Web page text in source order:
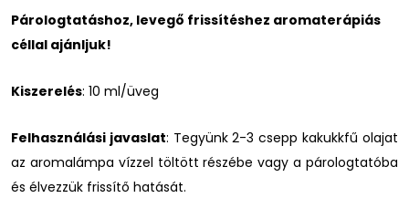
Párologtatáshoz, levegő frissítéshez aromaterápiás
céllal ajánljuk!
Kiszerelés: 10 ml/üveg
Felhasználási javaslat: Tegyünk 2-3 csepp kakukkfű olajat
az aromalámpa vízzel töltött részébe vagy a párologtatóba
és élvezzük frissítő hatását.